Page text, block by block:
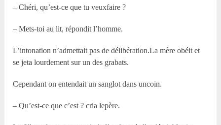
– Chéri, qu’est-ce que tu veuxfaire ?
– Mets-toi au lit, répondit l’homme.
L’intonation n’admettait pas de délibération.La mère obéit et
se jeta lourdement sur un des grabats.
Cependant on entendait un sanglot dans uncoin.
– Qu’est-ce que c’est ? cria lepère.